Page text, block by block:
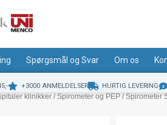
Spørgsmål og Svar Om os
+3000 ANMELDELSER HURTIG LEVERING
klinikker /Spirometer og PEP / Spirometer